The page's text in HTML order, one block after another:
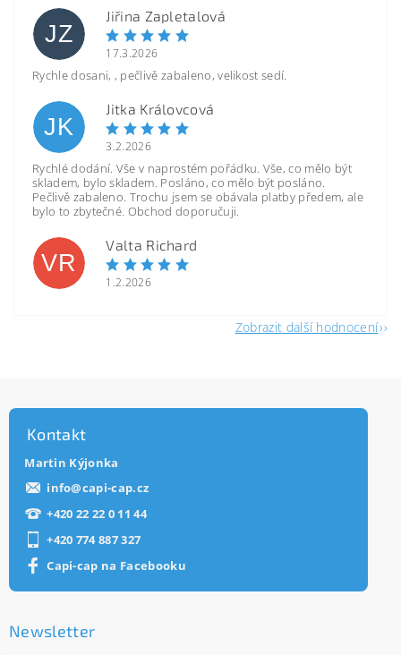
JZ
Jiřina Zapletalová
17.3.2026
Rychle dosani, , pečlivě zabaleno, velikost sedí.
JK
Jitka Královcová
3.2.2026
Rychlé dodání. Vše v naprostém pořádku. Vše, co mělo být
skladem, bylo skladem. Posláno, co mělo být posláno.
Pečlivě zabaleno. Trochu jsem se obávala platby předem, ale
bylo to zbytečné. Obchod doporučuji.
VR
Valta Richard
1.2.2026
Zobrazit další hodnocení
Kontakt
Martin Kýjonka
info@capi-cap.cz
+420 22 22 0 11 44
+420 774 887 327
Capi-cap na Facebooku
Newsletter